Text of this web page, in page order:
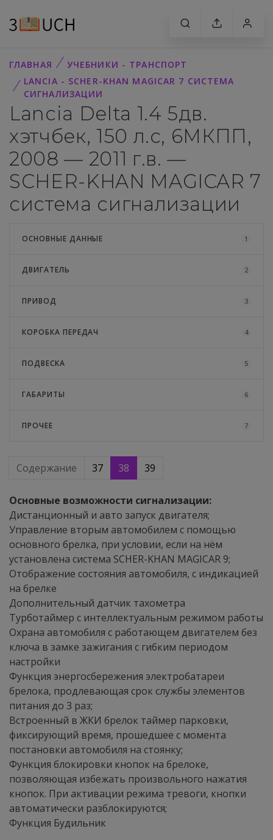
ГЛАВНАЯ
УЧЕБНИКИ - ТРАНСПОРТ
LANCIA - SCHER-KHAN MAGICAR 7 СИСТЕМА
СИГНАЛИЗАЦИИ
Lancia Delta 1.4 5дв.
хэтчбек, 150 л.с, 6МКПП,
2008 — 2011 г.в. —
SCHER-KHAN MAGICAR 7
система сигнализации
ОСНОВНЫЕ ДАННЫЕ 1
ДВИГАТЕЛЬ 2
ПРИВОД 3
КОРОБКА ПЕРЕДАЧ 4
ПОДВЕСКА 5
ГАБАРИТЫ 6
ПРОЧЕЕ 7
Содержание 37 38 39
Основные возможности сигнализации:
Дистанционный и авто запуск двигателя;
Управление вторым автомобилем с помощью
основного брелка, при условии, если на нём
установлена система SCHER-KHAN MAGICAR 9;
Отображение состояния автомобиля, с индикацией
на брелке
Дополнительный датчик тахометра
Турботаймер с интеллектуальным режимом работы
Охрана автомобиля с работающем двигателем без
ключа в замке зажигания с гибким периодом
настройки
Функция энергосбережения электробатареи
брелока, продлевающая срок службы элементов
питания до 3 раз;
Встроенный в ЖКИ брелок таймер парковки,
фиксирующий время, прошедшее с момента
постановки автомобиля на стоянку;
Функция блокировки кнопок на брелоке,
позволяющая избежать произвольного нажатия
кнопок. При активации режима тревоги, кнопки
автоматически разблокируются;
Функция Будильник